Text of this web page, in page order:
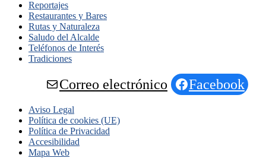
Reportajes
Restaurantes y Bares
Rutas y Naturaleza
Saludo del Alcalde
Teléfonos de Interés
Tradiciones
Correo electrónico Facebook
Aviso Legal
Política de cookies (UE)
Política de Privacidad
Accesibilidad
Mapa Web